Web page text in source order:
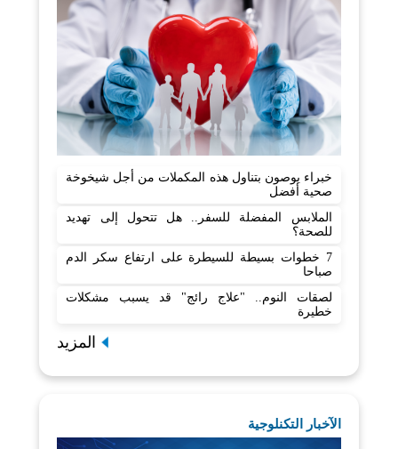
خبراء يوصون بتناول هذه المكملات من أجل شيخوخة
صحية أفضل
الملابس المفضلة للسفر.. هل تتحول إلى تهديد
للصحة؟
7 خطوات بسيطة للسيطرة على ارتفاع سكر الدم
صباحا
لصقات النوم.. "علاج رائج" قد يسبب مشكلات
خطيرة
المزيد
الآخبار التكنلوجية